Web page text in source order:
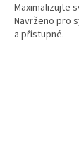
Maximalizujte
Navrženo pro
a přístupné.